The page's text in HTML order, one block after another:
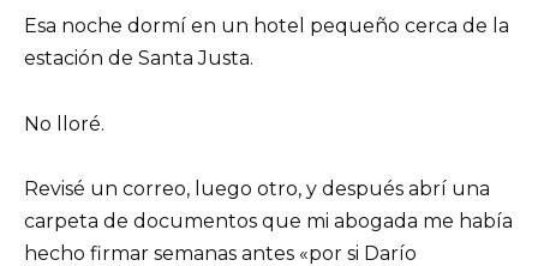
Esa noche dormí en un hotel pequeño cerca de la
estación de Santa Justa.
No lloré.
Revisé un correo, luego otro, y después abrí una
carpeta de documentos que mi abogada me había
hecho firmar semanas antes «por si Darío